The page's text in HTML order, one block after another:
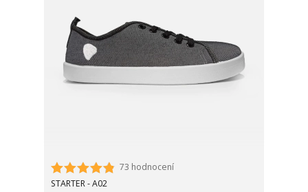
73 hodnocení
STARTER - A02